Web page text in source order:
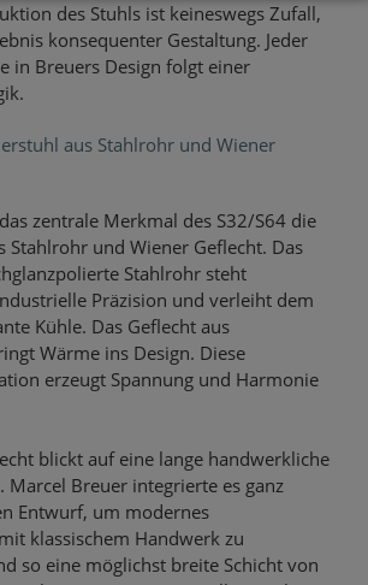
des Stuhls ist keineswegs Zufall,
konsequenter Gestaltung. Jeder
in Breuers Design folgt einer
aus Stahlrohr und Wiener
zentrale Merkmal des S32/S64 die
Stahlrohr und Wiener Geflecht. Das
Stahlrohr steht
Präzision und verleiht dem
Kühle. Das Geflecht aus
Wärme ins Design. Diese
erzeugt Spannung und Harmonie
blickt auf eine lange handwerkliche
Marcel Breuer integrierte es ganz
Entwurf, um modernes
klassischem Handwerk zu
so eine möglichst breite Schicht von